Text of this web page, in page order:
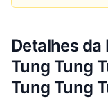
Detalhes da
Tung Tung
Tung Tung